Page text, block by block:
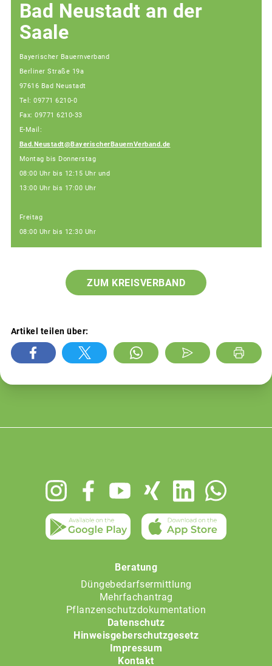
Bad Neustadt an der
Saale
Bayerischer Bauernverband
Berliner Straße 19a
97616 Bad Neustadt
Tel: 09771 6210-0
Fax: 09771 6210-33
E-Mail:
Bad.Neustadt@BayerischerBauernVerband.de
Montag bis Donnerstag
08:00 Uhr bis 12:15 Uhr und
13:00 Uhr bis 17:00 Uhr
Freitag
08:00 Uhr bis 12:30 Uhr
ZUM KREISVERBAND
Artikel teilen über:
Beratung
Düngebedarfsermittlung
Mehrfachantrag
Pflanzenschutzdokumentation
Datenschutz
Hinweisgeberschutzgesetz
Impressum
Kontakt